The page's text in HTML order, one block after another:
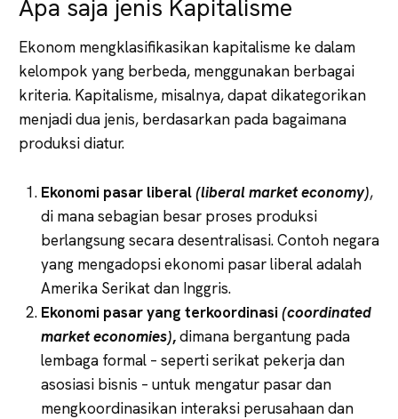
Apa saja jenis Kapitalisme
Ekonom mengklasifikasikan kapitalisme ke dalam
kelompok yang berbeda, menggunakan berbagai
kriteria. Kapitalisme, misalnya, dapat dikategorikan
menjadi dua jenis, berdasarkan pada bagaimana
produksi diatur.
Ekonomi pasar liberal(liberal market economy),
di mana sebagian besar proses produksi
berlangsung secara desentralisasi. Contoh negara
yang mengadopsi ekonomi pasar liberal adalah
Amerika Serikat dan Inggris.
Ekonomi pasar yang terkoordinasi(coordinated
market economies),dimana bergantung pada
lembaga formal – seperti serikat pekerja dan
asosiasi bisnis – untuk mengatur pasar dan
mengkoordinasikan interaksi perusahaan dan